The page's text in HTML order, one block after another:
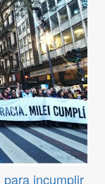
incumplir